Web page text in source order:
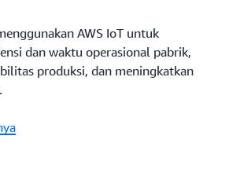
AWS IoT untuk
dan waktu operasional pabrik,
produksi, dan meningkatkan